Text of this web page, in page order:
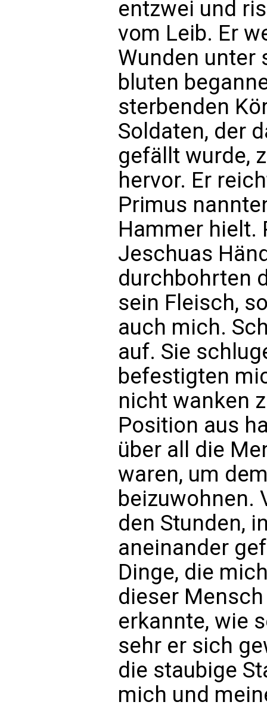
entzwei und
vom Leib. Er
Wunden unter
bluten
sterbenden
Soldaten, der
gefällt wurde,
hervor. Er
Primus
Hammer hielt.
Jeschuas
durchbohrten
sein Fleisch,
auch mich.
auf. Sie
befestigten
nicht wanken
Position aus
über all die
waren, um
beizuwohnen.
den Stunden,
aneinander
Dinge, die
dieser
erkannte, wie
sehr er sich
die staubige
mich und